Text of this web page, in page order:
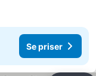
Se priser